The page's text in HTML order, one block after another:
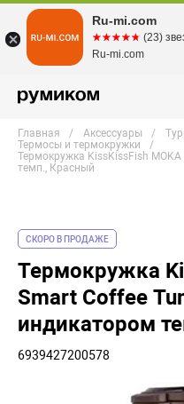
Главная Аксессуары
Термосы и термокружки
Термокружка KissKissFish
темп., Красный
СКОРО В ПРОДАЖЕ
Термокружка
Smart Coffee
индикатором
6939427200578
Ru-mi.com
☆☆☆☆☆
★★★★★ (23)
Ru-mi.com